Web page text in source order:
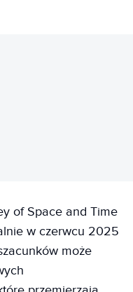
of Space and Time
w czerwcu 2025
może